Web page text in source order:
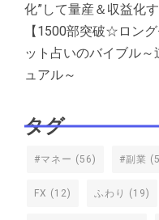
化”して量産＆収益化
【1500部突破☆ロン
ット占いのバイブル
ュアル～
タグ
#マネー (56) #副業
FX (12) ふわり (19)